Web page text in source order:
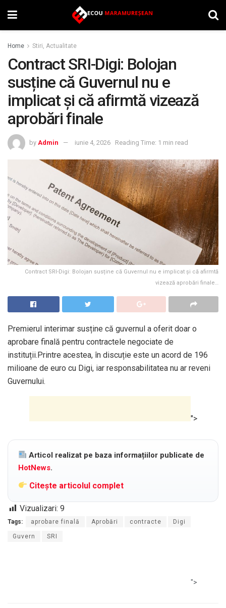
Home Stiri, Actualitate
Contract SRI-Digi: Bolojan
susține că Guvernul nu e
implicat și că afirmtă vizează
aprobări finale
by Admin iunie 4, 2026 Reading Time: 1 min read
Contract SRI-Digi: Bolojan susține că Guvernul nu e implicat și că afirmtă
vizează aprobări finale…
Premierul interimar susține că guvernul a oferit doar o
aprobare finală pentru contractele negociate de
instituții.Printre acestea, în discuție este un acord de 196
milioane de euro cu Digi, iar responsabilitatea nu ar reveni
Guvernului.
">
Articol realizat pe baza informațiilor publicate de
HotNews.
Citește articolul complet
Vizualizari: 9
Tags: aprobare finală Aprobări contracte Digi
Guvern SRI
">